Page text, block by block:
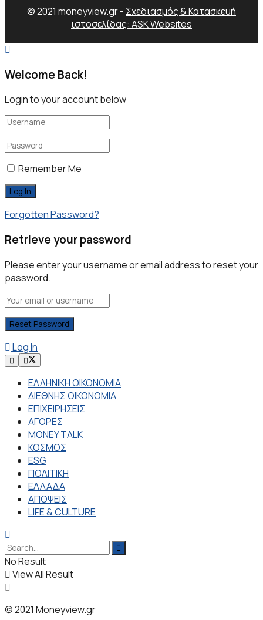
© 2021 moneyview.gr - Σχεδιασμός & Κατασκευή
ιστοσελίδας: ASK Websites
Welcome Back!
Login to your account below
Remember Me
Forgotten Password?
Retrieve your password
Please enter your username or email address to reset your
password.
Log In
ΕΛΛΗΝΙΚΗ ΟΙΚΟΝΟΜΙΑ
ΔΙΕΘΝΗΣ ΟΙΚΟΝΟΜΙΑ
ΕΠΙΧΕΙΡΗΣΕΙΣ
ΑΓΟΡΕΣ
MONEY TALK
ΚΟΣΜΟΣ
ESG
ΠΟΛΙΤΙΚΗ
ΕΛΛΑΔΑ
ΑΠΟΨΕΙΣ
LIFE & CULTURE
No Result
View All Result
© 2021 Moneyview.gr